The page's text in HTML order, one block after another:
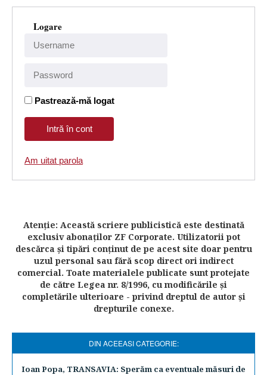
Logare
Pastrează-mă logat
Am uitat parola
Atenţie: Această scriere publicistică este destinată
exclusiv abonaţilor ZF Corporate. Utilizatorii pot
descărca şi tipări conţinut de pe acest site doar pentru
uzul personal sau fără scop direct ori indirect
comercial. Toate materialele publicate sunt protejate
de către Legea nr. 8/1996, cu modificările şi
completările ulterioare - privind dreptul de autor şi
drepturile conexe.
DIN ACEEASI CATEGORIE:
Ioan Popa, TRANSAVIA: Sperăm ca eventuale măsuri de